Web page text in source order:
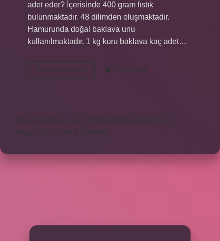
adet eder? İçerisinde 400 gram fıstık
bulunmaktadır. 48 dilimden oluşmaktadır.
Hamurunda doğal baklava unu
kullanılmaktadır. 1 kg kuru baklava kaç adet…
Devamını okuyun
Gr
Yorum Bırak
https://safderun.com.tr
https://sokoglam.com.tr
https://sinto.com.tr
Sitemap